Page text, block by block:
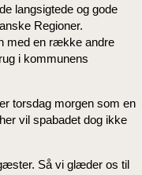
langsigtede og gode
Regioner.
med en række andre
i kommunens
torsdag morgen som en
vil spabadet dog ikke
Så vi glæder os til